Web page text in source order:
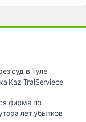
суд в Туле
Kaz TralServiece
фирма по
лет убытков